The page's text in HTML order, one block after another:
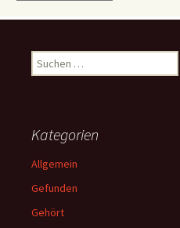
Suchen
nach:
Kategorien
Allgemein
Gefunden
Gehört